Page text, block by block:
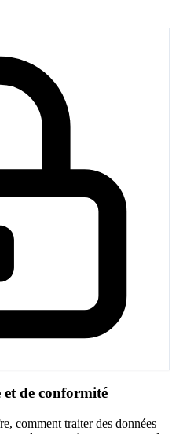
et de conformité
comment traiter des données